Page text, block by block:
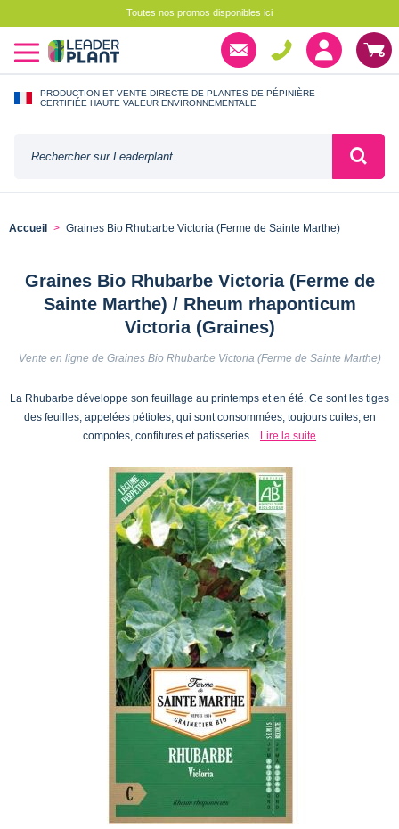
Toutes nos promos disponibles ici
PRODUCTION ET VENTE DIRECTE DE PLANTES DE PÉPINIÈRE
CERTIFIÉE HAUTE VALEUR ENVIRONNEMENTALE
Accueil Graines Bio Rhubarbe Victoria (Ferme de Sainte Marthe)
Graines Bio Rhubarbe Victoria (Ferme de
Sainte Marthe) / Rheum rhaponticum
Victoria (Graines)
Vente en ligne de Graines Bio Rhubarbe Victoria (Ferme de Sainte Marthe)
La Rhubarbe développe son feuillage au printemps et en été. Ce sont les tiges
des feuilles, appelées pétioles, qui sont consommées, toujours cuites, en
compotes, confitures et patisseries... Lire la suite